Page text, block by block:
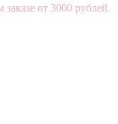
от 3000 рублей.